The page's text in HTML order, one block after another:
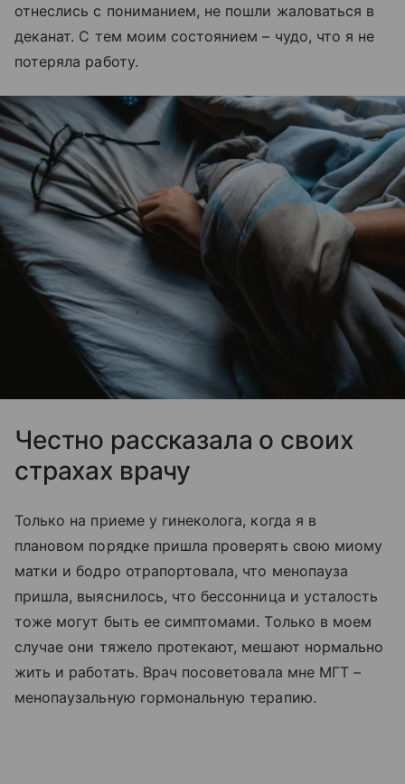
отнеслись с пониманием, не пошли жаловаться в
деканат. С тем моим состоянием – чудо, что я не
потеряла работу.
Честно рассказала о своих
страхах врачу
Только на приеме у гинеколога, когда я в
плановом порядке пришла проверять свою миому
матки и бодро отрапортовала, что менопауза
пришла, выяснилось, что бессонница и усталость
тоже могут быть ее симптомами. Только в моем
случае они тяжело протекают, мешают нормально
жить и работать. Врач посоветовала мне МГТ –
менопаузальную гормональную терапию.